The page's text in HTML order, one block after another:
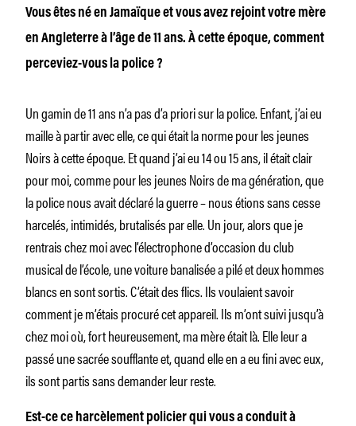
Vous êtes né en Jamaïque et vous avez rejoint votre mère
en Angleterre à l’âge de 11 ans. À cette époque, comment
perceviez-vous la police ?
Un gamin de 11 ans n’a pas d’a priori sur la police. Enfant, j’aieu
maille à partiravec elle, ce qui était la norme pour les jeunes
Noirs à cette époque. Et quand j’ai eu 14 ou 15 ans, il était clair
pour moi, comme pour les jeunes Noirs de ma génération, que
la police nous avait déclaré la guerre – nous étions sans cesse
harcelés, intimidés, brutalisés par elle. Un jour, alors que je
rentrais chez moi avec l’électrophone d’occasion du club
musical de l’école, une voiture banalisée a pilé et deux hommes
blancs en sont sortis. C’était des flics. Ils voulaient savoir
comment je m’étais procuré cet appareil. Ils m’ont suivi jusqu’à
chez moi où, fort heureusement, ma mère était là. Elleleur a
passé une sacrée soufflanteet, quand elle en a eu fini avec eux,
ils sont partis sans demander leur reste.
Est-ce ce harcèlement policier qui vous a conduit à